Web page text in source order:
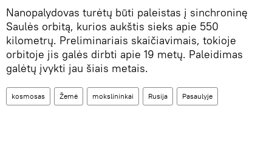
Nanopalydovas turėtų būti paleistas į sinchroninę
Saulės orbitą, kurios aukštis sieks apie 550
kilometrų. Preliminariais skaičiavimais, tokioje
orbitoje jis galės dirbti apie 19 metų. Paleidimas
galėtų įvykti jau šiais metais.
kosmosas Žemė mokslininkai Rusija Pasaulyje